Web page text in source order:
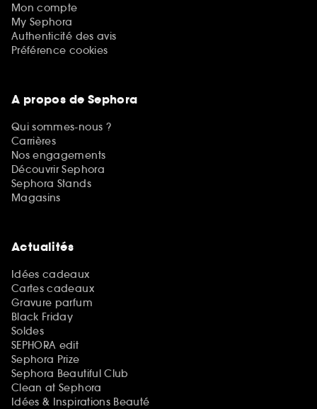
Mon compte
My Sephora
Authenticité des avis
Préférence cookies
A propos de Sephora
Qui sommes-nous ?
Carrières
Nos engagements
Découvrir Sephora
Sephora Stands
Magasins
Actualités
Idées cadeaux
Cartes cadeaux
Gravure parfum
Black Friday
Soldes
SEPHORA edit
Sephora Prize
Sephora Beautiful Club
Clean at Sephora
Idées & Inspirations Beauté